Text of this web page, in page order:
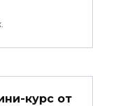
курс от